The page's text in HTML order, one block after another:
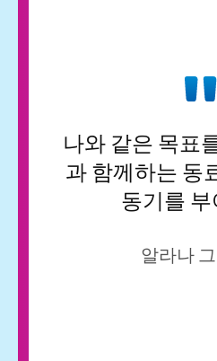
나와 같은 목표
과 함께하는 동
동기를
알라나